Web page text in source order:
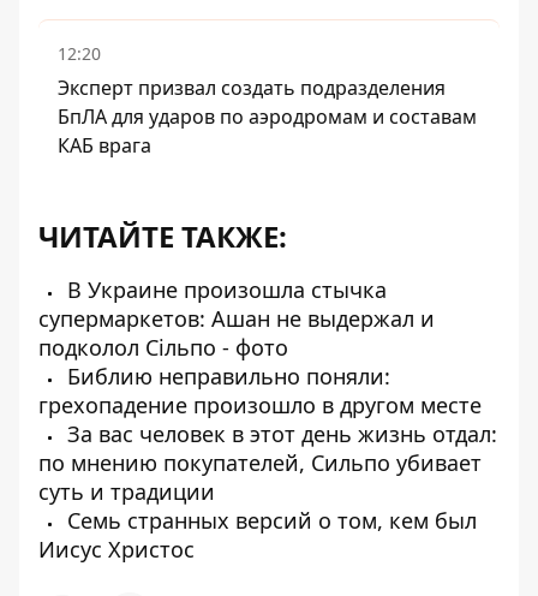
12:20
Эксперт призвал создать подразделения
БпЛА для ударов по аэродромам и составам
КАБ врага
ЧИТАЙТЕ ТАКЖЕ:
В Украине произошла стычка
супермаркетов: Ашан не выдержал и
подколол Сільпо - фото
Библию неправильно поняли:
грехопадение произошло в другом месте
За вас человек в этот день жизнь отдал:
по мнению покупателей, Сильпо убивает
суть и традиции
Семь странных версий о том, кем был
Иисус Христос